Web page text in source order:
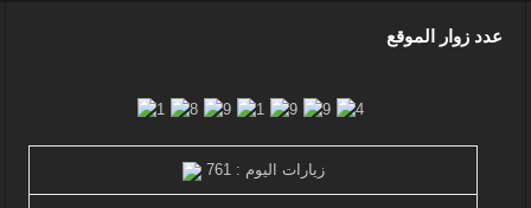
عدد زوار الموقع
زيارات اليوم : 761